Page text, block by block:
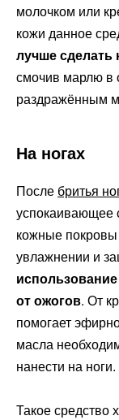
молочком или
кожи данное
лучше сделать
смочив марлю в
раздражённым
На ногах
После бритья
успокаивающее
кожные
увлажнении и
от ожогов. От
помогает
масла
нанести на ноги.
Такое средство